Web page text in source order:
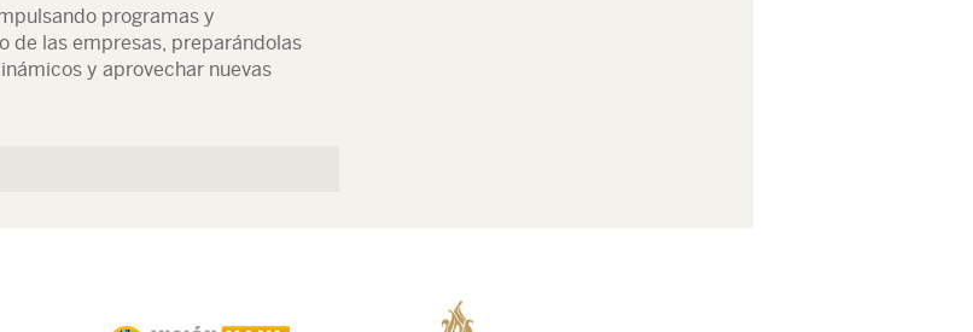
programas y
de las empresas, preparándolas
y aprovechar nuevas